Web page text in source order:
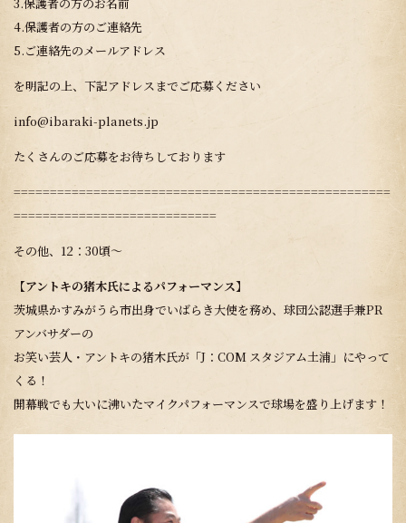
4.保護者の方のご連絡先
5.ご連絡先のメールアドレス
を明記の上、下記アドレスまでご応募ください
info@ibaraki-planets.jp
たくさんのご応募をお待ちしております
====================================================
============================
その他、12：30頃～
【アントキの猪木氏によるパフォーマンス】
茨城県かすみがうら市出身でいばらき大使を務め、球団公認選手兼PR
アンバサダーの
お笑い芸人・アントキの猪木氏が「J：COM スタジアム土浦」にやって
くる！
開幕戦でも大いに沸いたマイクパフォーマンスで球場を盛り上げます！